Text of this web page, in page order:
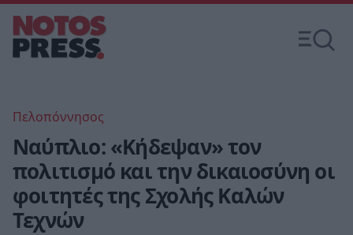
Πελοπόννησος
Ναύπλιο: «Κήδεψαν» τον
πολιτισμό και την δικαιοσύνη οι
φοιτητές της Σχολής Καλών
Τεχνών